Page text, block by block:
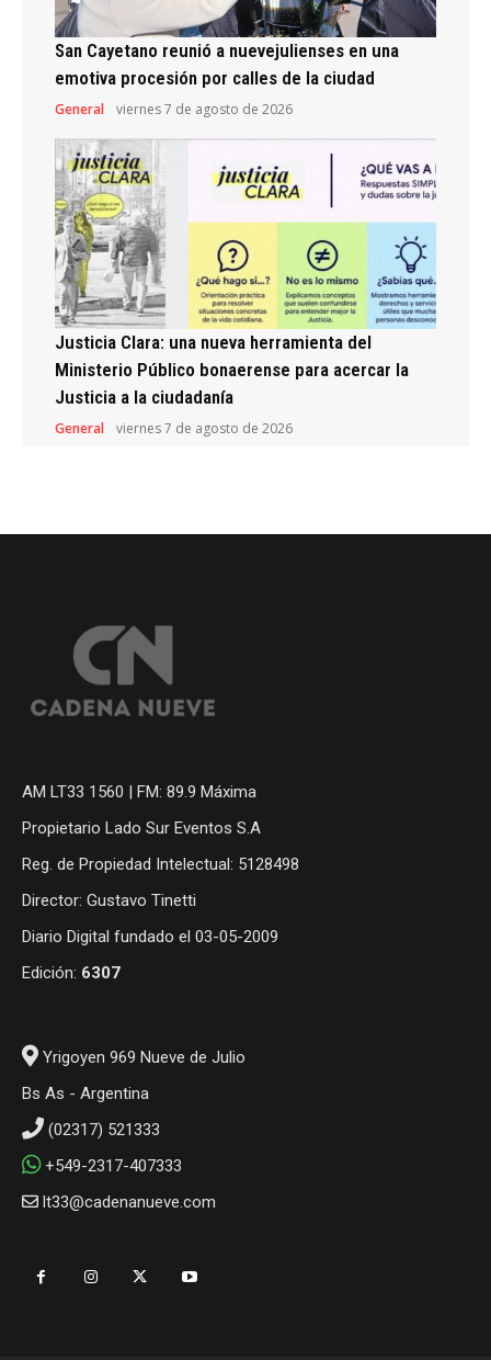
San Cayetano reunió a nuevejulienses en una
emotiva procesión por calles de la ciudad
General viernes 7 de agosto de 2026
Justicia Clara: una nueva herramienta del
Ministerio Público bonaerense para acercar la
Justicia a la ciudadanía
General viernes 7 de agosto de 2026
AM LT33 1560 | FM: 89.9 Máxima
Propietario Lado Sur Eventos S.A
Reg. de Propiedad Intelectual: 5128498
Director: Gustavo Tinetti
Diario Digital fundado el 03-05-2009
Edición: 6307
Yrigoyen 969 Nueve de Julio
Bs As - Argentina
(02317) 521333
+549-2317-407333
lt33@cadenanueve.com